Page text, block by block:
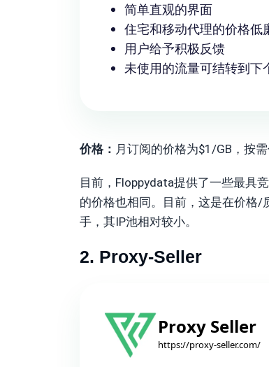
简单直观的界面
住宅和移动代理的价格低
用户给予积极反馈
未使用的流量可结转到下
价格： 月订阅的价格为$1/GB，按需
目前，Floppydata提供了一些最具
的价格也相同。目前，这是在价格/
手，其IP池相对较小。
2. Proxy-Seller
Proxy Seller
https://proxy-seller.com/